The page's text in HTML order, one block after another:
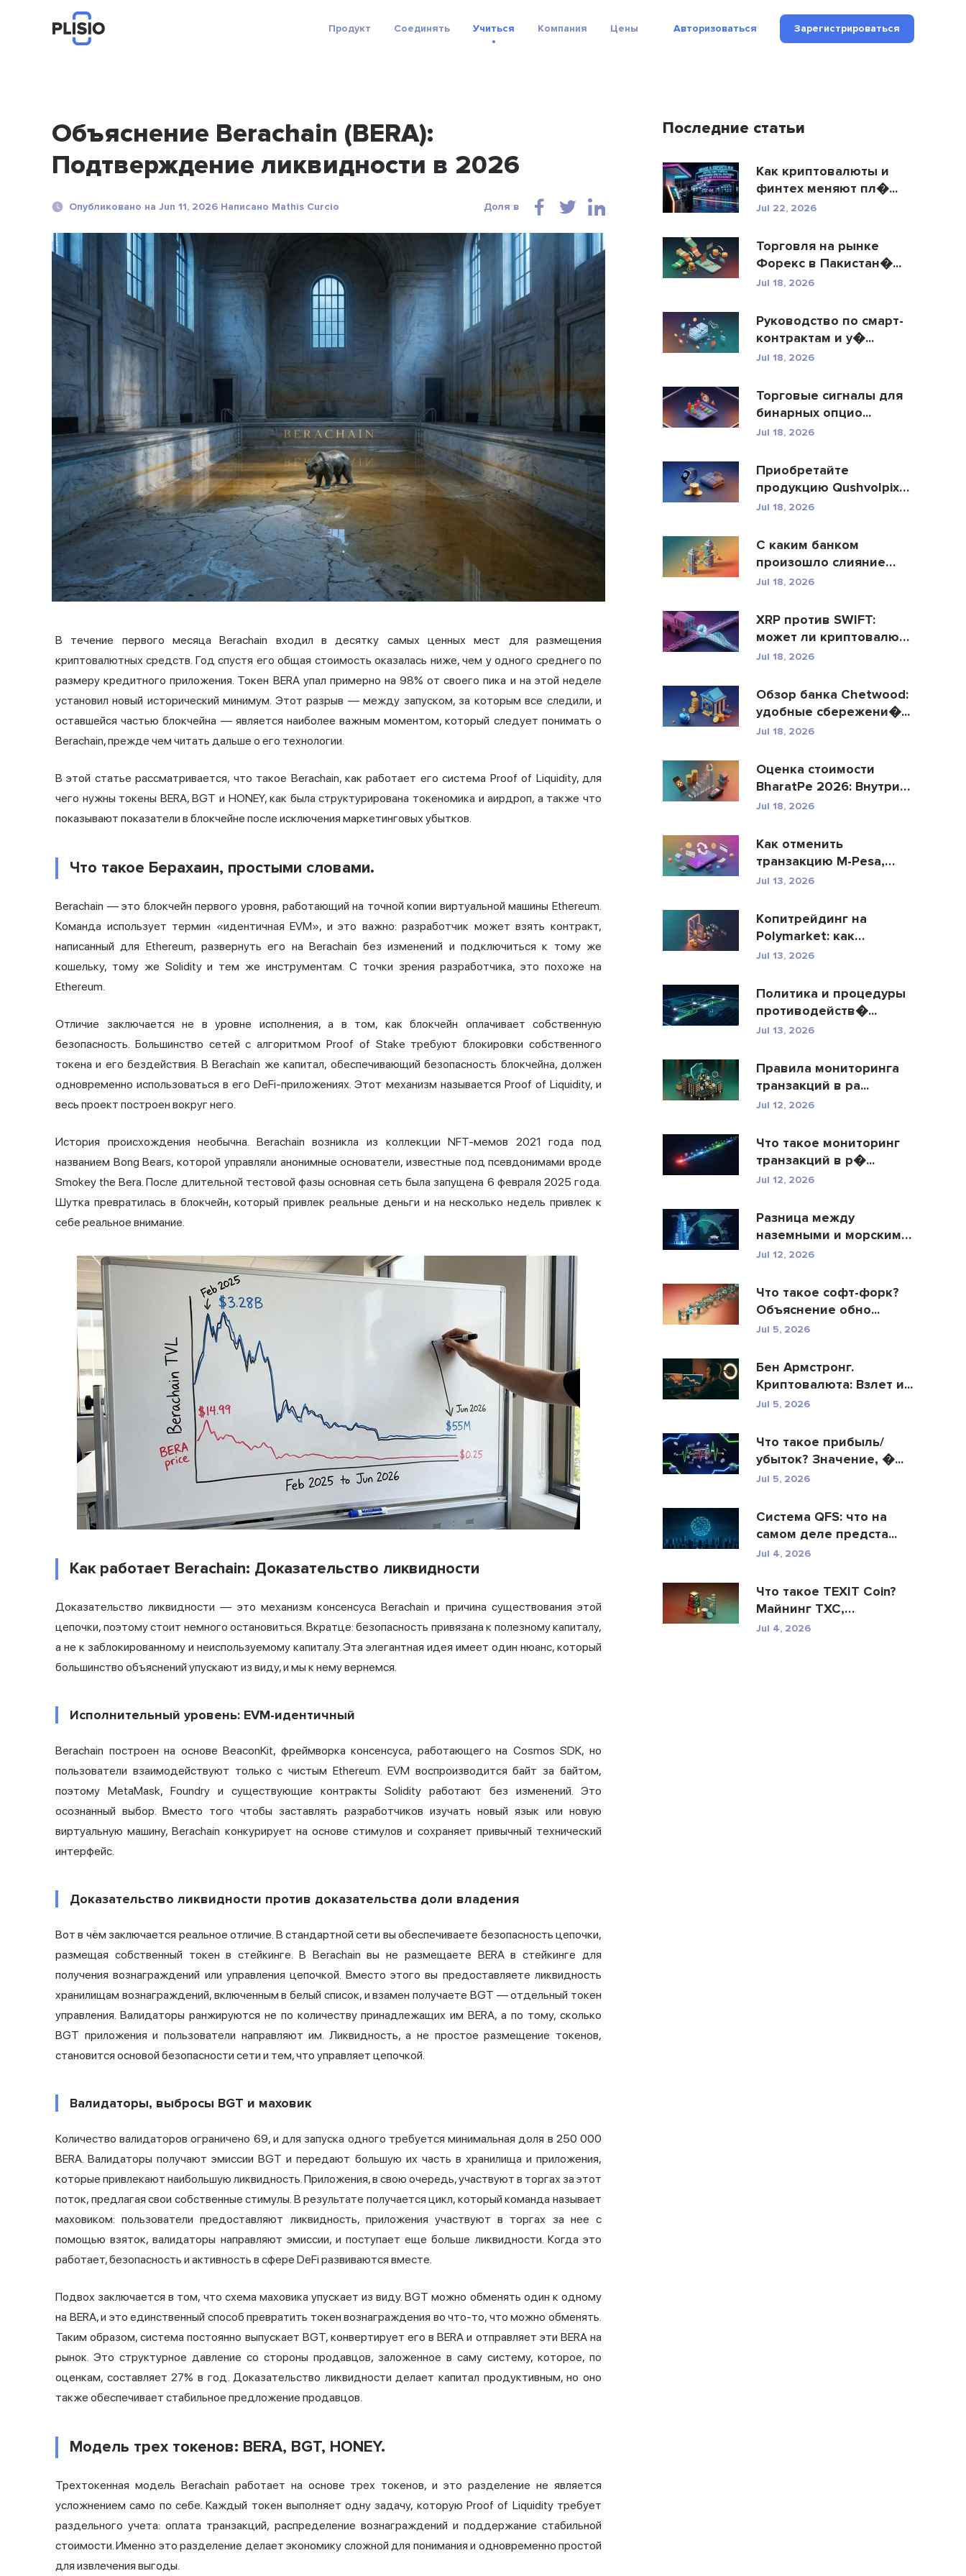
Продукт Соединять Учиться Компания Цены Авторизоваться Зарегистрироваться
Объяснение Berachain (BERA):
Подтверждение ликвидности в 2026
Опубликовано на Jun 11, 2026 Написано Mathis Curcio Доля в
В течение первого месяца Berachain входил в десятку самых ценных мест для размещения
криптовалютных средств. Год спустя его общая стоимость оказалась ниже, чем у одного среднего по
размеру кредитного приложения. Токен BERA упал примерно на 98% от своего пика и на этой неделе
установил новый исторический минимум. Этот разрыв — между запуском, за которым все следили, и
оставшейся частью блокчейна — является наиболее важным моментом, который следует понимать о
Berachain, прежде чем читать дальше о его технологии.
В этой статье рассматривается, что такое Berachain, как работает его система Proof of Liquidity, для
чего нужны токены BERA, BGT и HONEY, как была структурирована токеномика и аирдроп, а также что
показывают показатели в блокчейне после исключения маркетинговых убытков.
Что такое Берахаин, простыми словами.
Berachain — это блокчейн первого уровня, работающий на точной копии виртуальной машины Ethereum.
Команда использует термин «идентичная EVM», и это важно: разработчик может взять контракт,
написанный для Ethereum, развернуть его на Berachain без изменений и подключиться к тому же
кошельку, тому же Solidity и тем же инструментам. С точки зрения разработчика, это похоже на
Ethereum.
Отличие заключается не в уровне исполнения, а в том, как блокчейн оплачивает собственную
безопасность. Большинство сетей с алгоритмом Proof of Stake требуют блокировки собственного
токена и его бездействия. В Berachain же капитал, обеспечивающий безопасность блокчейна, должен
одновременно использоваться в его DeFi-приложениях. Этот механизм называется Proof of Liquidity, и
весь проект построен вокруг него.
История происхождения необычна. Berachain возникла из коллекции NFT-мемов 2021 года под
названием Bong Bears, которой управляли анонимные основатели, известные под псевдонимами вроде
Smokey the Bera. После длительной тестовой фазы основная сеть была запущена 6 февраля 2025 года.
Шутка превратилась в блокчейн, который привлек реальные деньги и на несколько недель привлек к
себе реальное внимание.
Как работает Berachain: Доказательство ликвидности
Доказательство ликвидности — это механизм консенсуса Berachain и причина существования этой
цепочки, поэтому стоит немного остановиться. Вкратце: безопасность привязана к полезному капиталу,
а не к заблокированному и неиспользуемому капиталу. Эта элегантная идея имеет один нюанс, который
большинство объяснений упускают из виду, и мы к нему вернемся.
Исполнительный уровень: EVM-идентичный
Berachain построен на основе BeaconKit, фреймворка консенсуса, работающего на Cosmos SDK, но
пользователи взаимодействуют только с чистым Ethereum. EVM воспроизводится байт за байтом,
поэтому MetaMask, Foundry и существующие контракты Solidity работают без изменений. Это
осознанный выбор. Вместо того чтобы заставлять разработчиков изучать новый язык или новую
виртуальную машину, Berachain конкурирует на основе стимулов и сохраняет привычный технический
интерфейс.
Доказательство ликвидности против доказательства доли владения
Вот в чём заключается реальное отличие. В стандартной сети вы обеспечиваете безопасность цепочки,
размещая собственный токен в стейкинге. В Berachain вы не размещаете BERA в стейкинге для
получения вознаграждений или управления цепочкой. Вместо этого вы предоставляете ликвидность
хранилищам вознаграждений, включенным в белый список, и взамен получаете BGT — отдельный токен
управления. Валидаторы ранжируются не по количеству принадлежащих им BERA, а по тому, сколько
BGT приложения и пользователи направляют им. Ликвидность, а не простое размещение токенов,
становится основой безопасности сети и тем, что управляет цепочкой.
Валидаторы, выбросы BGT и маховик
Количество валидаторов ограничено 69, и для запуска одного требуется минимальная доля в 250 000
BERA. Валидаторы получают эмиссии BGT и передают большую их часть в хранилища и приложения,
которые привлекают наибольшую ликвидность. Приложения, в свою очередь, участвуют в торгах за этот
поток, предлагая свои собственные стимулы. В результате получается цикл, который команда называет
маховиком: пользователи предоставляют ликвидность, приложения участвуют в торгах за нее с
помощью взяток, валидаторы направляют эмиссии, и поступает еще больше ликвидности. Когда это
работает, безопасность и активность в сфере DeFi развиваются вместе.
Подвох заключается в том, что схема маховика упускает из виду. BGT можно обменять один к одному
на BERA, и это единственный способ превратить токен вознаграждения во что-то, что можно обменять.
Таким образом, система постоянно выпускает BGT, конвертирует его в BERA и отправляет эти BERA на
рынок. Это структурное давление со стороны продавцов, заложенное в саму систему, которое, по
оценкам, составляет 27% в год. Доказательство ликвидности делает капитал продуктивным, но оно
также обеспечивает стабильное предложение продавцов.
Модель трех токенов: BERA, BGT, HONEY.
Трехтокенная модель Berachain работает на основе трех токенов, и это разделение не является
усложнением само по себе. Каждый токен выполняет одну задачу, которую Proof of Liquidity требует
раздельного учета: оплата транзакций, распределение вознаграждений и поддержание стабильной
стоимости. Именно это разделение делает экономику сложной для понимания и одновременно простой
для извлечения выгоды.
Последние статьи
Как криптовалюты и
финтех меняют пл�...
Jul 22, 2026
Торговля на рынке
Форекс в Пакистан�...
Jul 18, 2026
Руководство по смарт-
контрактам и у�...
Jul 18, 2026
Торговые сигналы для
бинарных опцио...
Jul 18, 2026
Приобретайте
продукцию Qushvolpix
за кри...
Jul 18, 2026
С каким банком
произошло слияние
Allah...
Jul 18, 2026
XRP против SWIFT:
может ли криптовалюта
R...
Jul 18, 2026
Обзор банка Chetwood:
удобные сбережени�...
Jul 18, 2026
Оценка стоимости
BharatPe 2026: Внутри
фин...
Jul 18, 2026
Как отменить
транзакцию M-Pesa,
отправ�...
Jul 13, 2026
Копитрейдинг на
Polymarket: как
безопасн�...
Jul 13, 2026
Политика и процедуры
противодейств�...
Jul 13, 2026
Правила мониторинга
транзакций в ра...
Jul 12, 2026
Что такое мониторинг
транзакций в р�...
Jul 12, 2026
Разница между
наземными и морскими
�...
Jul 12, 2026
Что такое софт-форк?
Объяснение обно...
Jul 5, 2026
Бен Армстронг.
Криптовалюта: Взлет и...
Jul 5, 2026
Что такое прибыль/
убыток? Значение, �...
Jul 5, 2026
Система QFS: что на
самом деле предста...
Jul 4, 2026
Что такое TEXIT Coin?
Майнинг TXC,
техничес...
Jul 4, 2026